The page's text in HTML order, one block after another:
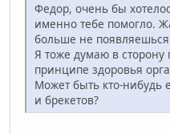
Федор, очень бы
именно тебе помогло.
больше не
Я тоже думаю в сторону
принципе здоровья
Может быть кто-нибудь
и брекетов?